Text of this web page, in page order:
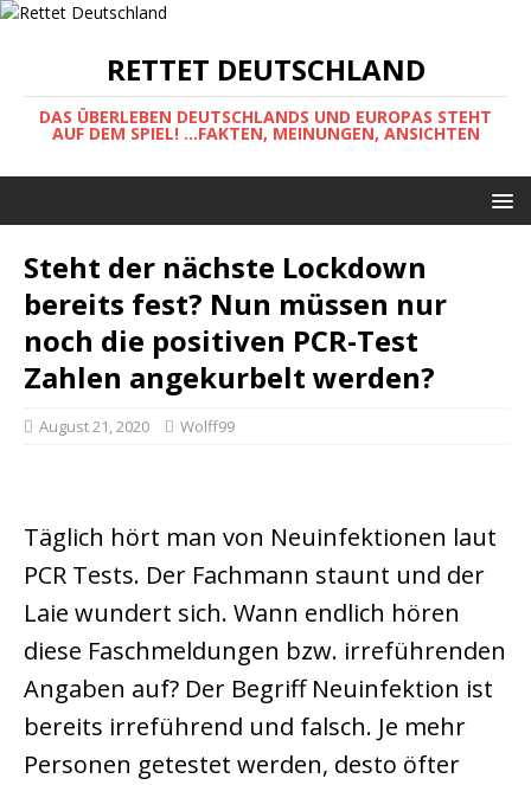
RETTET DEUTSCHLAND
DAS ÜBERLEBEN DEUTSCHLANDS UND EUROPAS STEHT
AUF DEM SPIEL! ...FAKTEN, MEINUNGEN, ANSICHTEN
Steht der nächste Lockdown
bereits fest? Nun müssen nur
noch die positiven PCR-Test
Zahlen angekurbelt werden?
August 21, 2020 Wolff99
Täglich hört man von Neuinfektionen laut
PCR Tests. Der Fachmann staunt und der
Laie wundert sich. Wann endlich hören
diese Faschmeldungen bzw. irreführenden
Angaben auf? Der Begriff Neuinfektion ist
bereits irreführend und falsch. Je mehr
Personen getestet werden, desto öfter